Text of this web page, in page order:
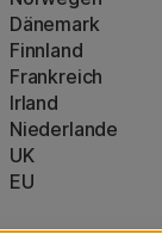
Dänemark
Finnland
Frankreich
Irland
Niederlande
UK
EU
* Besondere